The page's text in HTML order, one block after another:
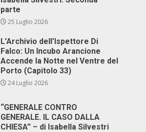
parte
25 Luglio 2026
L’Archivio dell’Ispettore Di
Falco: Un Incubo Arancione
Accende la Notte nel Ventre del
Porto (Capitolo 33)
24 Luglio 2026
“GENERALE CONTRO
GENERALE. IL CASO DALLA
CHIESA” – di Isabella Silvestri